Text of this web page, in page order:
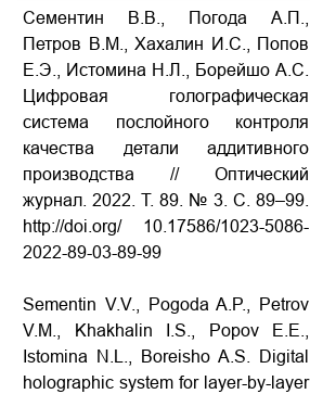
Сементин В.В., Погода А.П.,
Петров В.М., Хахалин И.С., Попов
Е.Э., Истомина Н.Л., Борейшо А.С.
Цифровая голографическая
система послойного контроля
качества детали аддитивного
производства // Оптический
журнал. 2022. Т. 89. № 3. С. 89–99.
http://doi.org/10.17586/1023-5086-
2022-89-03-89-99
Sementin V.V., Pogoda A.P., Petrov
V.M., Khakhalin I.S., Popov E.E.,
Istomina N.L., Boreisho A.S. Digital
holographic system for layer-by-layer